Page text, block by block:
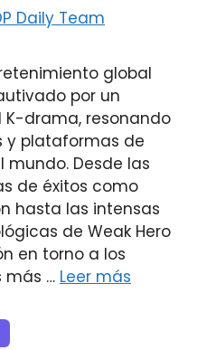
Daily Team
global
por un
drama, resonando
y plataformas de
Desde las
de éxitos como
hasta las intensas
de Weak Hero
en torno a los
más … Leer más